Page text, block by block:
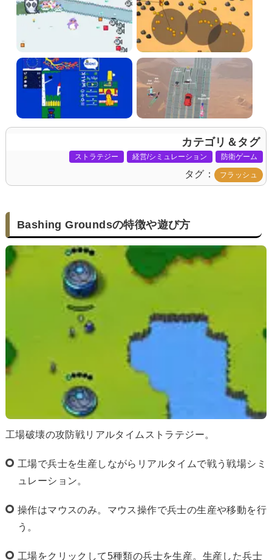
カテゴリ＆タグ
ストラテジー 経営/シミュレーション 防衛ゲーム
タグ フラッシュ
Bashing Groundsの特徴や遊び方
工場破壊の攻防戦リアルタイムストラテジー。
工場で兵士を生産しながらリアルタイムで戦う戦場シミ
ュレーション。
操作はマウスのみ。マウス操作で兵士の生産や移動を行
う。
工場をクリックして5種類の兵士を生産。生産した兵士